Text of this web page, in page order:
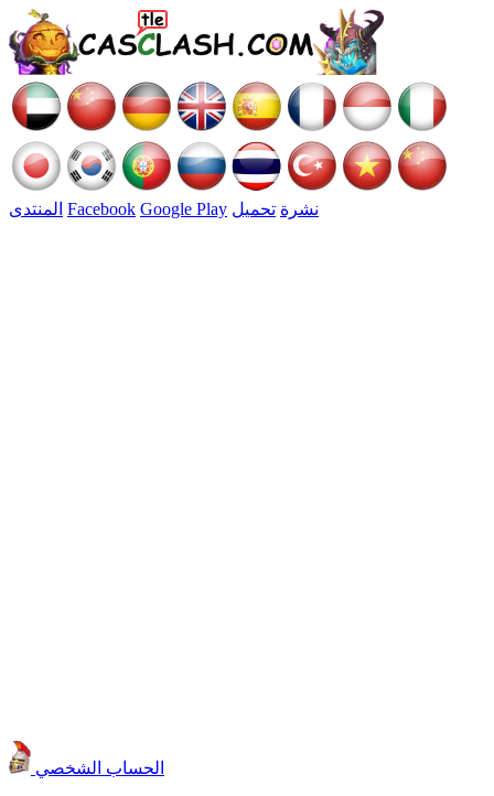
المنتدى Facebook Google Play نشرة تحميل
الحساب الشخصي